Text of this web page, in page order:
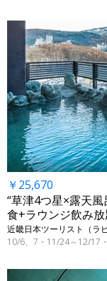
←
￥25,670
“草津4つ星×露天
食+ラウンジ飲み
近畿日本ツーリスト（ラ